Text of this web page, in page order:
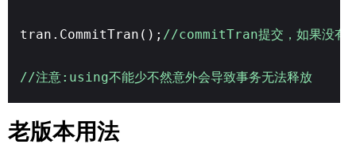
tran.CommitTran(); //commitTran提交，如果没有
//注意:using不能少不然意外会导致事务无法释放
老版本用法